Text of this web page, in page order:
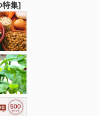
特集]